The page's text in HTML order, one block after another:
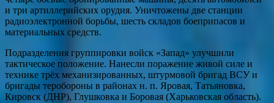
и три артиллерийских орудия. Уничтожены две станции
радиоэлектронной борьбы, шесть складов боеприпасов и
материальных средств.
Подразделения группировки войск «Запад» улучшили
тактическое положение. Нанесли поражение живой силе и
технике трёх механизированных, штурмовой бригад ВСУ и
бригады теробороны в районах н. п. Яровая, Татьяновка,
Кировск (ДНР), Глушковка и Боровая (Харьковская область).